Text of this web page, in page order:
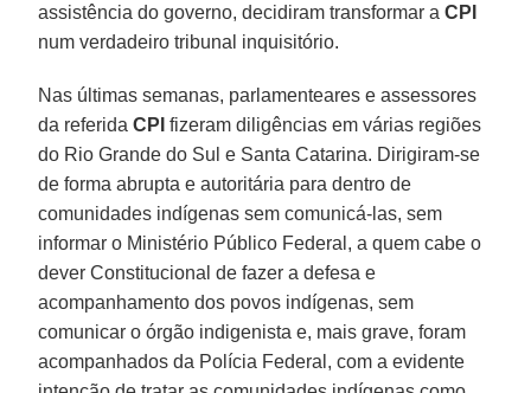
assistência do governo, decidiram transformar aCPI
num verdadeiro tribunal inquisitório.
Nas últimas semanas, parlamenteares e assessores
da referidaCPI fizeram diligências em várias regiões
do Rio Grande do Sul e Santa Catarina. Dirigiram-se
de forma abrupta e autoritária para dentro de
comunidades indígenas sem comunicá-las, sem
informar o Ministério Público Federal, a quem cabe o
dever Constitucional de fazer a defesa e
acompanhamento dos povos indígenas, sem
comunicar o órgão indigenista e, mais grave, foram
acompanhados da Polícia Federal, com a evidente